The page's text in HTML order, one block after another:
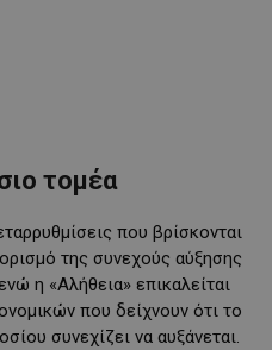
τομέα
που βρίσκονται
της συνεχούς αύξησης
η «Αλήθεια» επικαλείται
που δείχνουν ότι το
συνεχίζει να αυξάνεται.